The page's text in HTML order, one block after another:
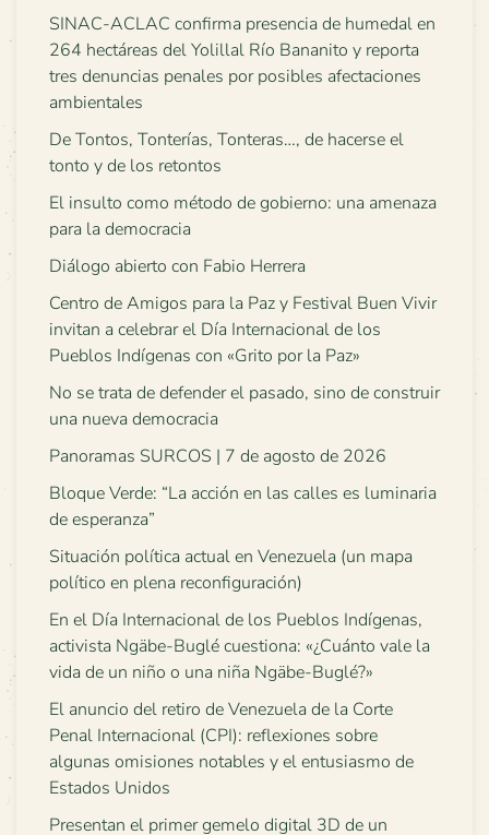
SINAC-ACLAC confirma presencia de humedal en
264 hectáreas del Yolillal Río Bananito y reporta
tres denuncias penales por posibles afectaciones
ambientales
De Tontos, Tonterías, Tonteras…, de hacerse el
tonto y de los retontos
El insulto como método de gobierno: una amenaza
para la democracia
Diálogo abierto con Fabio Herrera
Centro de Amigos para la Paz y Festival Buen Vivir
invitan a celebrar el Día Internacional de los
Pueblos Indígenas con «Grito por la Paz»
No se trata de defender el pasado, sino de construir
una nueva democracia
Panoramas SURCOS | 7 de agosto de 2026
Bloque Verde: “La acción en las calles es luminaria
de esperanza”
Situación política actual en Venezuela (un mapa
político en plena reconfiguración)
En el Día Internacional de los Pueblos Indígenas,
activista Ngäbe-Buglé cuestiona: «¿Cuánto vale la
vida de un niño o una niña Ngäbe-Buglé?»
El anuncio del retiro de Venezuela de la Corte
Penal Internacional (CPI): reflexiones sobre
algunas omisiones notables y el entusiasmo de
Estados Unidos
Presentan el primer gemelo digital 3D de un